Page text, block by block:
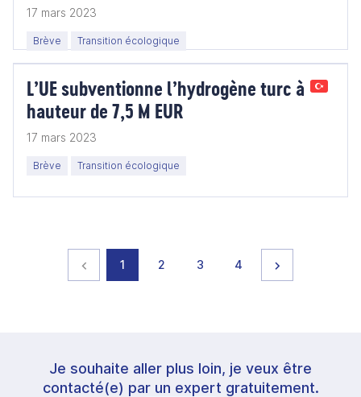
17 mars 2023
Brève Transition écologique
L’UE subventionne l’hydrogène turc à
hauteur de 7,5 M EUR
17 mars 2023
Brève Transition écologique
Page précédente
page
1 page
2 page
3 page
4
Je souhaite aller plus loin, je veux être
contacté(e) par un expert gratuitement.